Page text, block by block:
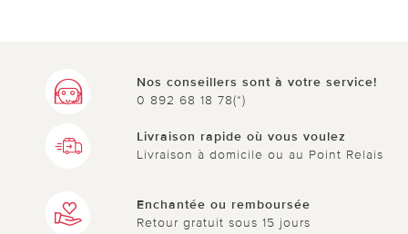
Nos conseillers sont à votre service!
0 892 68 18 78(*)
Livraison rapide où vous voulez
Livraison à domicile ou au Point Relais
Enchantée ou remboursée
Retour gratuit sous 15 jours